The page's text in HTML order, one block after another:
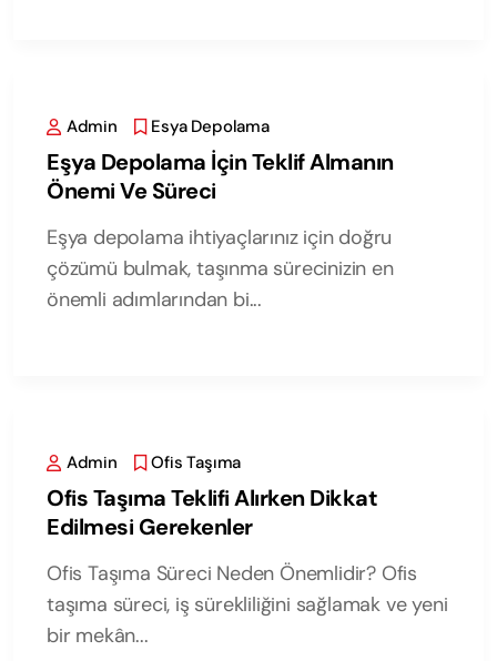
Admin Esya Depolama
Eşya Depolama İçin Teklif Almanın
Önemi Ve Süreci
Eşya depolama ihtiyaçlarınız için doğru
çözümü bulmak, taşınma sürecinizin en
önemli adımlarından bi...
Admin Ofis Taşıma
Ofis Taşıma Teklifi Alırken Dikkat
Edilmesi Gerekenler
Ofis Taşıma Süreci Neden Önemlidir? Ofis
taşıma süreci, iş sürekliliğini sağlamak ve yeni
bir mekân...